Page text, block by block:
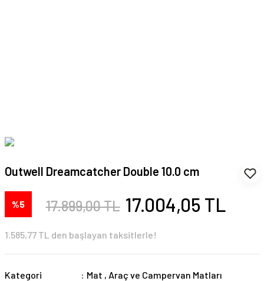
Outwell Dreamcatcher Double 10.0 cm
%5 17.899,00 TL 17.004,05 TL
1.585,77 TL den başlayan taksitlerle!
Kategori Mat , Araç ve Campervan Matları